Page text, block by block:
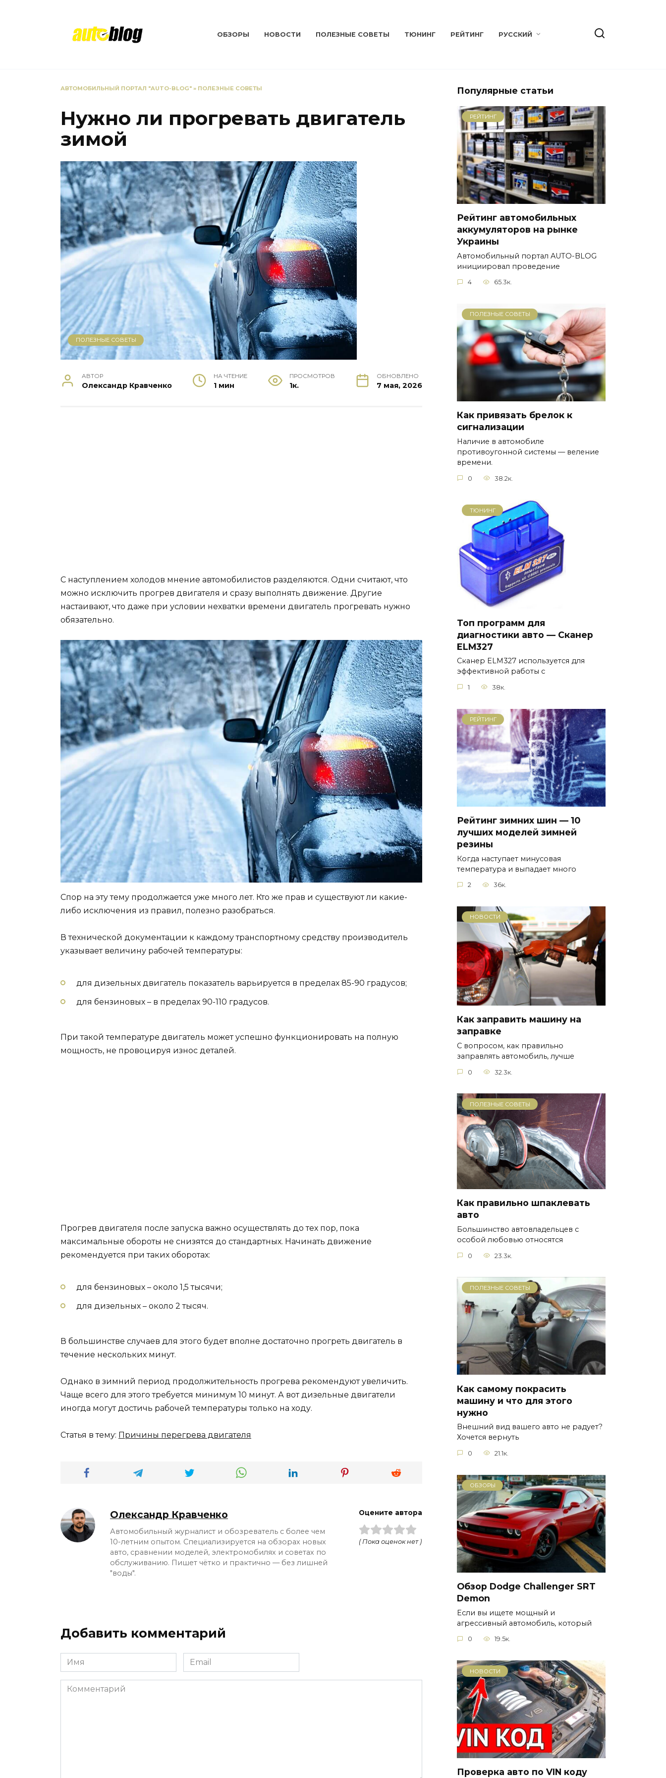
ОБЗОРЫ НОВОСТИ ПОЛЕЗНЫЕ СОВЕТЫ ТЮНИНГ РЕЙТИНГ РУССКИЙ
АВТОМОБИЛЬНЫЙ ПОРТАЛ "AUTO-BLOG" » ПОЛЕЗНЫЕ СОВЕТЫ
Нужно ли прогревать двигатель
зимой
ПОЛЕЗНЫЕ СОВЕТЫ
АВТОР
Олександр Кравченко
НА ЧТЕНИЕ
1 мин
ПРОСМОТРОВ
1к.
ОБНОВЛЕНО
7 мая, 2026
С наступлением холодов мнение автомобилистов разделяются. Одни считают, что
можно исключить прогрев двигателя и сразу выполнять движение. Другие
настаивают, что даже при условии нехватки времени двигатель прогревать нужно
обязательно.
Спор на эту тему продолжается уже много лет. Кто же прав и существуют ли какие-
либо исключения из правил, полезно разобраться.
В технической документации к каждому транспортному средству производитель
указывает величину рабочей температуры:
для дизельных двигатель показатель варьируется в пределах 85-90 градусов;
для бензиновых – в пределах 90-110 градусов.
При такой температуре двигатель может успешно функционировать на полную
мощность, не провоцируя износ деталей.
Прогрев двигателя после запуска важно осуществлять до тех пор, пока
максимальные обороты не снизятся до стандартных. Начинать движение
рекомендуется при таких оборотах:
для бензиновых – около 1,5 тысячи;
для дизельных – около 2 тысяч.
В большинстве случаев для этого будет вполне достаточно прогреть двигатель в
течение нескольких минут.
Однако в зимний период продолжительность прогрева рекомендуют увеличить.
Чаще всего для этого требуется минимум 10 минут. А вот дизельные двигатели
иногда могут достичь рабочей температуры только на ходу.
Статья в тему: Причины перегрева двигателя
Олександр Кравченко
Автомобильный журналист и обозреватель с более чем
10-летним опытом. Специализируется на обзорах новых
авто, сравнении моделей, электромобилях и советах по
обслуживанию. Пишет чётко и практично — без лишней
"воды".
Оцените автора
( Пока оценок нет )
Добавить комментарий
Имя
*
Email
*
Комментарий
Популярные статьи
РЕЙТИНГ
Рейтинг автомобильных
аккумуляторов на рынке
Украины
Автомобильный портал AUTO-BLOG
инициировал проведение
4 65.3к.
ПОЛЕЗНЫЕ СОВЕТЫ
Как привязать брелок к
сигнализации
Наличие в автомобиле
противоугонной системы — веление
времени.
0 38.2к.
ТЮНИНГ
Топ программ для
диагностики авто — Сканер
ELM327
Сканер ELM327 используется для
эффективной работы с
1 38к.
РЕЙТИНГ
Рейтинг зимних шин — 10
лучших моделей зимней
резины
Когда наступает минусовая
температура и выпадает много
2 36к.
НОВОСТИ
Как заправить машину на
заправке
С вопросом, как правильно
заправлять автомобиль, лучше
0 32.3к.
ПОЛЕЗНЫЕ СОВЕТЫ
Как правильно шпаклевать
авто
Большинство автовладельцев с
особой любовью относятся
0 23.3к.
ПОЛЕЗНЫЕ СОВЕТЫ
Как самому покрасить
машину и что для этого
нужно
Внешний вид вашего авто не радует?
Хочется вернуть
0 21.1к.
ОБЗОРЫ
Обзор Dodge Challenger SRT
Demon
Если вы ищете мощный и
агрессивный автомобиль, который
0 19.5к.
НОВОСТИ
Проверка авто по VIN коду